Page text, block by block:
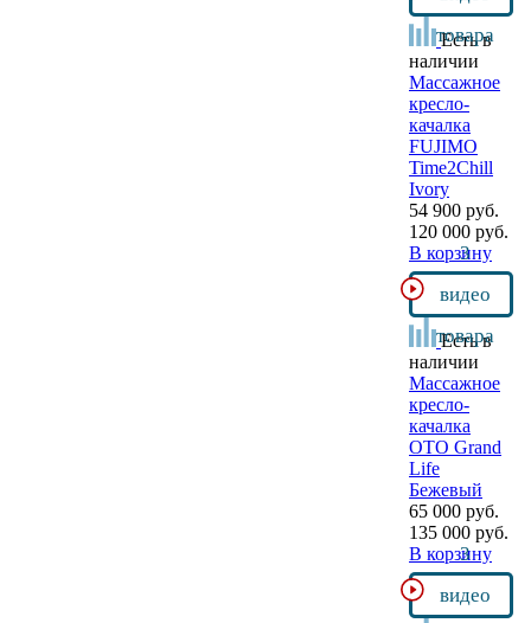
товара
Есть в
наличии
Массажное
кресло-
качалка
FUJIMO
Time2Chill
Ivory
54 900 руб.
120 000 руб.
В корзину
3
видео
товара
Есть в
наличии
Массажное
кресло-
качалка
OTO Grand
Life
Бежевый
65 000 руб.
135 000 руб.
В корзину
3
видео